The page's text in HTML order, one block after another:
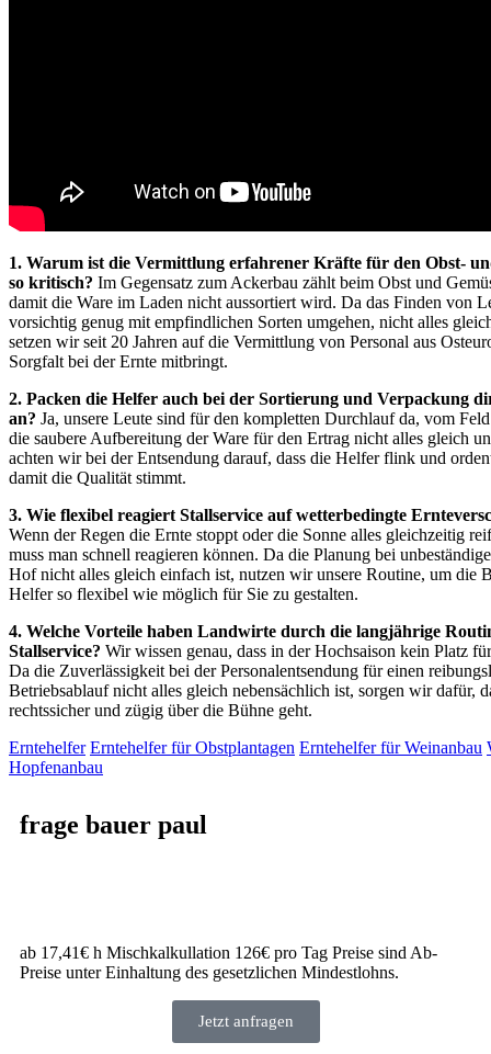
1. Warum ist die Vermittlung erfahrener Kräfte für den Obst-
so kritisch? Im Gegensatz zum Ackerbau zählt beim Obst und
damit die Ware im Laden nicht aussortiert wird. Da das Finden von
vorsichtig genug mit empfindlichen Sorten umgehen, nicht alles
setzen wir seit 20 Jahren auf die Vermittlung von Personal aus
Sorgfalt bei der Ernte mitbringt.
2. Packen die Helfer auch bei der Sortierung und Verpackung
an? Ja, unsere Leute sind für den kompletten Durchlauf da, vom
die saubere Aufbereitung der Ware für den Ertrag nicht alles gleich
achten wir bei der Entsendung darauf, dass die Helfer flink und
damit die Qualität stimmt.
3. Wie flexibel reagiert Stallservice auf wetterbedingte
Wenn der Regen die Ernte stoppt oder die Sonne alles gleichzeitig
muss man schnell reagieren können. Da die Planung bei
Hof nicht alles gleich einfach ist, nutzen wir unsere Routine, um die
Helfer so flexibel wie möglich für Sie zu gestalten.
4. Welche Vorteile haben Landwirte durch die langjährige
Stallservice? Wir wissen genau, dass in der Hochsaison kein Platz
Da die Zuverlässigkeit bei der Personalentsendung für einen
Betriebsablauf nicht alles gleich nebensächlich ist, sorgen wir dafür,
rechtssicher und zügig über die Bühne geht.
Erntehelfer Erntehelfer für Obstplantagen Erntehelfer für Weinanbau
Hopfenanbau
frage bauer paul
ab 17,41€ h Mischkalkullation 126€ pro Tag Preise sind Ab-
Preise unter Einhaltung des gesetzlichen Mindestlohns.
Jetzt anfragen